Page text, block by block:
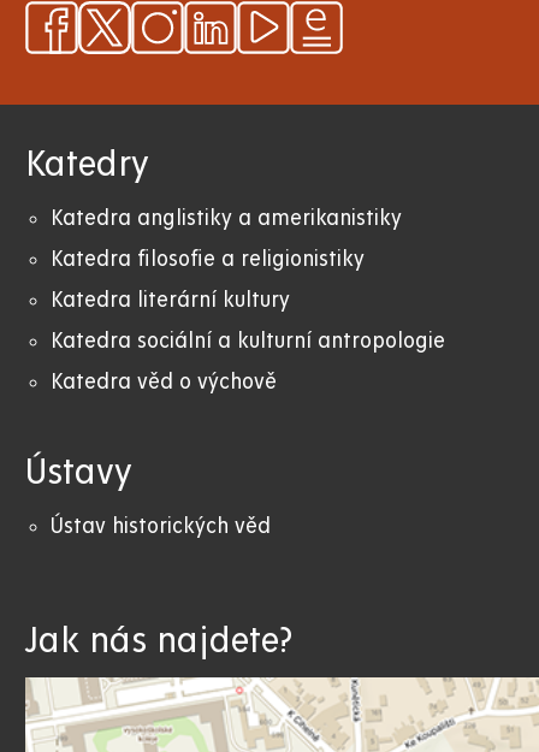
Katedry
Katedra anglistiky a amerikanistiky
Katedra filosofie a religionistiky
Katedra literární kultury
Katedra sociální a kulturní antropologie
Katedra věd o výchově
Ústavy
Ústav historických věd
Jak nás najdete?